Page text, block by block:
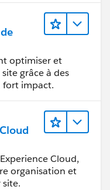
optimiser et
grâce à des
fort impact.
Ser
Cloud,
organisation et